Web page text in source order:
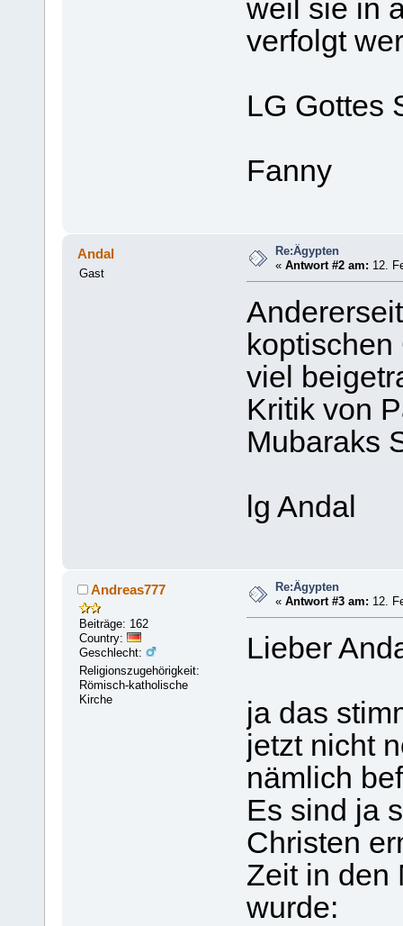
weil sie in
verfolgt
LG Gottes
Fanny
Andal
Gast
Re:Ägypten
«Antwort #2 am: 12.
viel
Kritik von
Mubaraks
lg Andal
Andreas777
Beiträge: 162
Country:
Geschlecht:
Religionszugehörigkeit:
Römisch-katholische
Kirche
Re:Ägypten
«Antwort #3 am: 12.
Lieber
ja das
jetzt nicht
nämlich
Es sind ja
Christen
Zeit in den
wurde: